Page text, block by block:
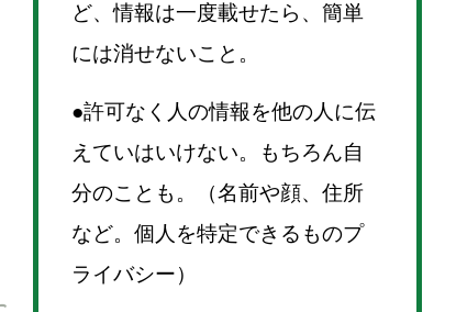
ど、情報は一度載せたら、簡単
には消せないこと。
●許可なく人の情報を他の人に伝
えていはいけない。もちろん自
分のことも。（名前や顔、住所
など。個人を特定できるものプ
ライバシー）